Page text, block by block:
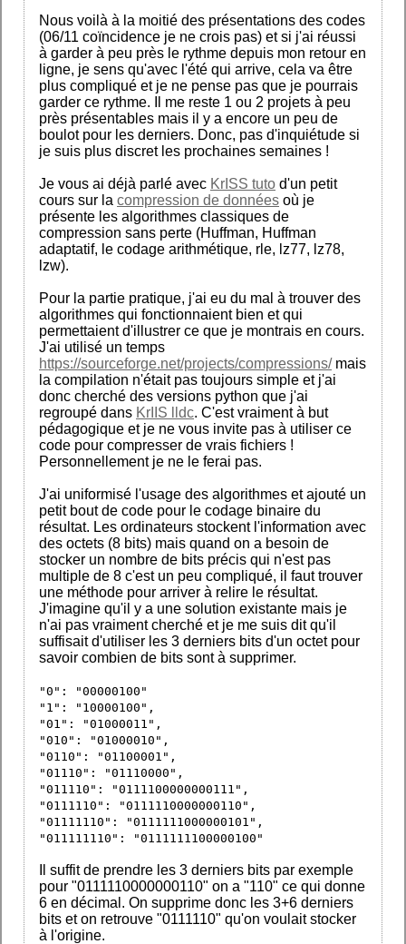
Nous voilà à la moitié des présentations des codes
(06/11 coïncidence je ne crois pas) et si j'ai réussi
à garder à peu près le rythme depuis mon retour en
ligne, je sens qu'avec l'été qui arrive, cela va être
plus compliqué et je ne pense pas que je pourrais
garder ce rythme. Il me reste 1 ou 2 projets à peu
près présentables mais il y a encore un peu de
boulot pour les derniers. Donc, pas d'inquiétude si
je suis plus discret les prochaines semaines !
Je vous ai déjà parlé avec KrISS tuto d'un petit
cours sur la compression de données où je
présente les algorithmes classiques de
compression sans perte (Huffman, Huffman
adaptatif, le codage arithmétique, rle, lz77, lz78,
lzw).
Pour la partie pratique, j'ai eu du mal à trouver des
algorithmes qui fonctionnaient bien et qui
permettaient d'illustrer ce que je montrais en cours.
J'ai utilisé un temps
https://sourceforge.net/projects/compressions/mais
la compilation n'était pas toujours simple et j'ai
donc cherché des versions python que j'ai
regroupé dans KrIIS lldc. C'est vraiment à but
pédagogique et je ne vous invite pas à utiliser ce
code pour compresser de vrais fichiers !
Personnellement je ne le ferai pas.
J'ai uniformisé l'usage des algorithmes et ajouté un
petit bout de code pour le codage binaire du
résultat. Les ordinateurs stockent l'information avec
des octets (8 bits) mais quand on a besoin de
stocker un nombre de bits précis qui n'est pas
multiple de 8 c'est un peu compliqué, il faut trouver
une méthode pour arriver à relire le résultat.
J'imagine qu'il y a une solution existante mais je
n'ai pas vraiment cherché et je me suis dit qu'il
suffisait d'utiliser les 3 derniers bits d'un octet pour
savoir combien de bits sont à supprimer.
"0": "00000100"
"1": "10000100",
"01": "01000011",
"010": "01000010",
"0110": "01100001",
"01110": "01110000",
"011110": "0111100000000111",
"0111110": "0111110000000110",
"01111110": "0111111000000101",
"011111110": "0111111100000100"
Il suffit de prendre les 3 derniers bits par exemple
pour "0111110000000110" on a "110" ce qui donne
6 en décimal. On supprime donc les 3+6 derniers
bits et on retrouve "0111110" qu'on voulait stocker
à l'origine.